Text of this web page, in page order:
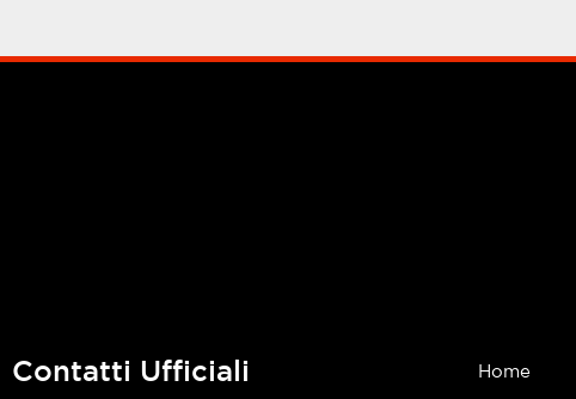
Contatti Ufficiali Home